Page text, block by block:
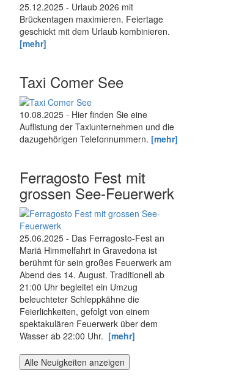
25.12.2025 - Urlaub 2026 mit
Brückentagen maximieren. Feiertage
geschickt mit dem Urlaub kombinieren.
[mehr]
Taxi Comer See
10.08.2025 - Hier finden Sie eine
Auflistung der Taxiunternehmen und die
dazugehörigen Telefonnummern. [mehr]
Ferragosto Fest mit
grossen See-Feuerwerk
25.06.2025 - Das Ferragosto-Fest an
Mariä Himmelfahrt in Gravedona ist
berühmt für sein großes Feuerwerk am
Abend des 14. August. Traditionell ab
21:00 Uhr begleitet ein Umzug
beleuchteter Schleppkähne die
Feierlichkeiten, gefolgt von einem
spektakulären Feuerwerk über dem
Wasser ab 22:00 Uhr. [mehr]
Alle Neuigkeiten anzeigen